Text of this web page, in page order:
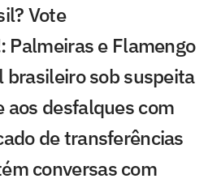
Vote
Palmeiras e Flamengo
sob suspeita
aos desfalques com
de transferências
conversas com